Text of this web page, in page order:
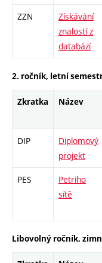
ZZN
Získávání
znalostí z
databází
2. ročník, letní
Zkratka Název
DIP
Diplomový
projekt
PES
Petriho
sítě
Libovolný ročník,